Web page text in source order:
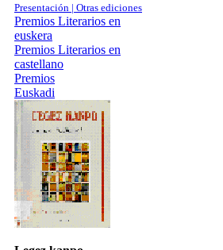
Presentación | Otras ediciones
Premios Literarios en
euskera
Premios Literarios en
castellano
Premios
Euskadi